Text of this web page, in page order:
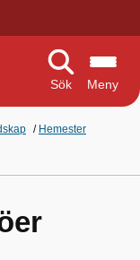
Sök
Meny
/ Hemester